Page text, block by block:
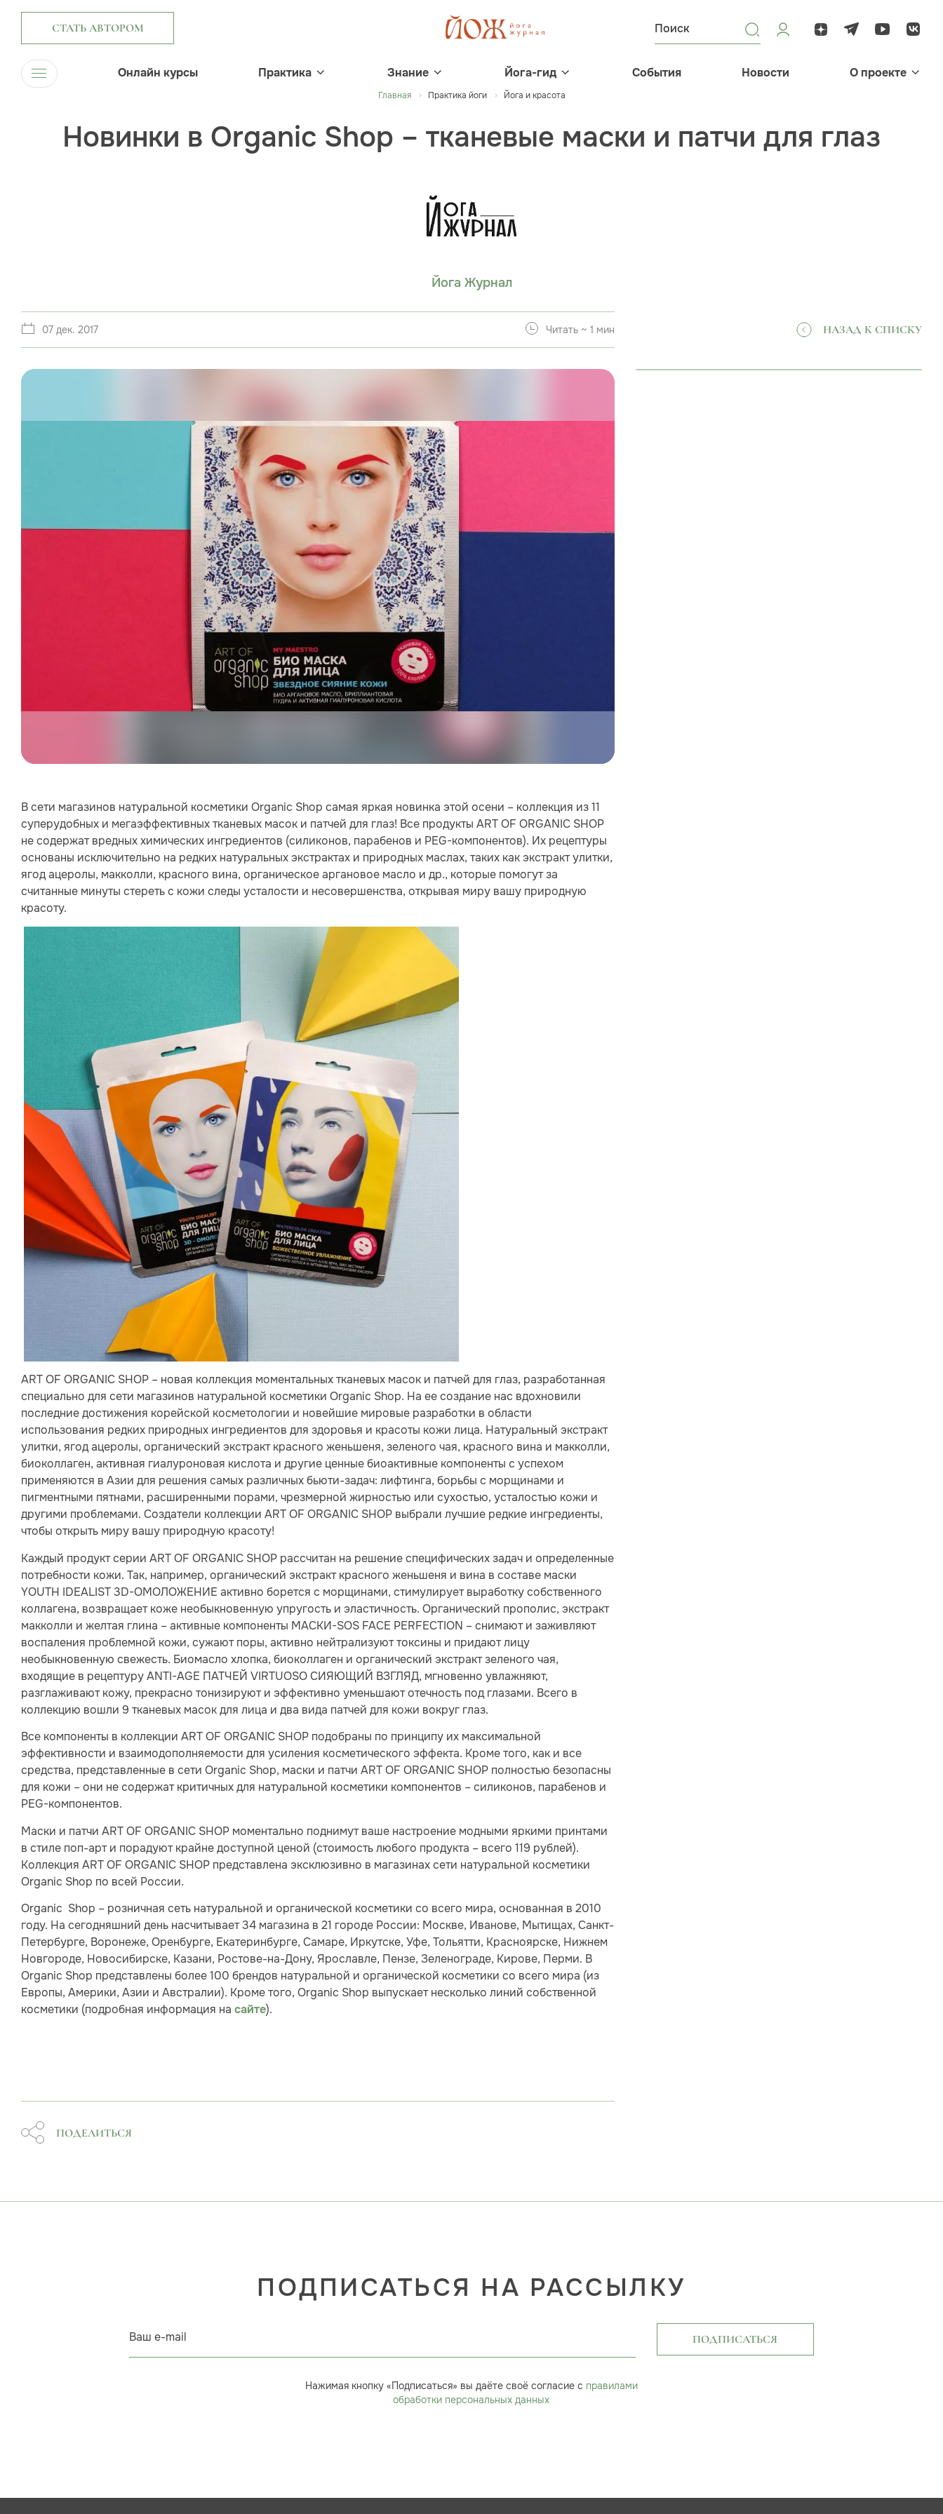
СТАТЬ АВТОРОМ
Онлайн курсы Практика Знание Йога-гид События Новости О проекте
Главная Практика йоги Йога и красота
Новинки в Organic Shop – тканевые маски и патчи для глаз
Йога Журнал
07 дек. 2017 Читать ~ 1 мин НАЗАД К СПИСКУ
В сети магазинов натуральной косметики Organic Shop самая яркая новинка этой осени – коллекция из 11
суперудобных и мегаэффективных тканевых масок и патчей для глаз! Все продукты ART OF ORGANIC SHOP
не содержат вредных химических ингредиентов (силиконов, парабенов и PEG-компонентов). Их рецептуры
основаны исключительно на редких натуральных экстрактах и природных маслах, таких как экстракт улитки,
ягод ацеролы, макколли, красного вина, органическое аргановое масло и др., которые помогут за
считанные минуты стереть с кожи следы усталости и несовершенства, открывая миру вашу природную
красоту.
ART OF ORGANIC SHOP – новая коллекция моментальных тканевых масок и патчей для глаз, разработанная
специально для сети магазинов натуральной косметики Organic Shop. На ее создание нас вдохновили
последние достижения корейской косметологии и новейшие мировые разработки в области
использования редких природных ингредиентов для здоровья и красоты кожи лица. Натуральный экстракт
улитки, ягод ацеролы, органический экстракт красного женьшеня, зеленого чая, красного вина и макколли,
биоколлаген, активная гиалуроновая кислота и другие ценные биоактивные компоненты с успехом
применяются в Азии для решения самых различных бьюти-задач: лифтинга, борьбы с морщинами и
пигментными пятнами, расширенными порами, чрезмерной жирностью или сухостью, усталостью кожи и
другими проблемами. Создатели коллекции ART OF ORGANIC SHOP выбрали лучшие редкие ингредиенты,
чтобы открыть миру вашу природную красоту!
Каждый продукт серии ART OF ORGANIC SHOP рассчитан на решение специфических задач и определенные
потребности кожи. Так, например, органический экстракт красного женьшеня и вина в составе маски
YOUTH IDEALIST 3D-ОМОЛОЖЕНИЕ активно борется с морщинами, стимулирует выработку собственного
коллагена, возвращает коже необыкновенную упругость и эластичность. Органический прополис, экстракт
макколли и желтая глина – активные компоненты МАСКИ-SOS FACE PERFECTION – снимают и заживляют
воспаления проблемной кожи, сужают поры, активно нейтрализуют токсины и придают лицу
необыкновенную свежесть. Биомасло хлопка, биоколлаген и органический экстракт зеленого чая,
входящие в рецептуру ANTI-AGE ПАТЧЕЙ VIRTUOSO СИЯЮЩИЙ ВЗГЛЯД, мгновенно увлажняют,
разглаживают кожу, прекрасно тонизируют и эффективно уменьшают отечность под глазами. Всего в
коллекцию вошли 9 тканевых масок для лица и два вида патчей для кожи вокруг глаз.
Все компоненты в коллекции ART OF ORGANIC SHOP подобраны по принципу их максимальной
эффективности и взаимодополняемости для усиления косметического эффекта. Кроме того, как и все
средства, представленные в сети Organic Shop, маски и патчи ART OF ORGANIC SHOP полностью безопасны
для кожи – они не содержат критичных для натуральной косметики компонентов – силиконов, парабенов и
PEG-компонентов.
Маски и патчи ART OF ORGANIC SHOP моментально поднимут ваше настроение модными яркими принтами
в стиле поп-арт и порадуют крайне доступной ценой (стоимость любого продукта – всего 119 рублей).
Коллекция ART OF ORGANIC SHOP представлена эксклюзивно в магазинах сети натуральной косметики
Organic Shop по всей России.
Organic Shop – розничная сеть натуральной и органической косметики со всего мира, основанная в 2010
году. На сегодняшний день насчитывает 34 магазина в 21 городе России: Москве, Иванове, Мытищах, Санкт-
Петербурге, Воронеже, Оренбурге, Екатеринбурге, Самаре, Иркутске, Уфе, Тольятти, Красноярске, Нижнем
Новгороде, Новосибирске, Казани, Ростове-на-Дону, Ярославле, Пензе, Зеленограде, Кирове, Перми. В
Organic Shop представлены более 100 брендов натуральной и органической косметики со всего мира (из
Европы, Америки, Азии и Австралии). Кроме того, Organic Shop выпускает несколько линий собственной
косметики (подробная информация на сайте).
ПОДЕЛИТЬСЯ
ПОДПИСАТЬСЯ НА РАССЫЛКУ
Ваш e-mail ПОДПИСАТЬСЯ
Нажимая кнопку «Подписаться» вы даёте своё согласие с правилами
обработки персональных данных